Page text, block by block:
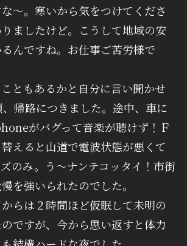
～。寒いから気をつけてくださ
ましたけど。こうして地域の安
んですね。お仕事ご苦労様で
ともあるかと自分に言い聞かせ
帰路につきました。途中、車に
がバグって音楽が聴けず！Ｆ
えると山道で電波状態が悪くて
のみ。う～ナンテコッタイ！市街
を強いられたのでした。
らは２時間ほど仮眠して未明の
ですが、今から思い返すと体力